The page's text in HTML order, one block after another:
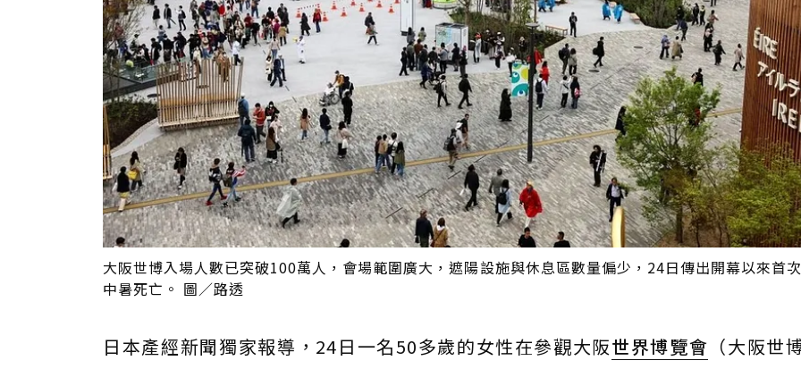
大阪世博入場人數已突破100萬人，會場範圍廣大，遮陽設施與休息區數量偏少，24日傳出開幕以來首
中暑死亡。 圖／路透
日本產經新聞獨家報導，24日一名50多歲的女性在參觀大阪世界博覽會 （大阪世